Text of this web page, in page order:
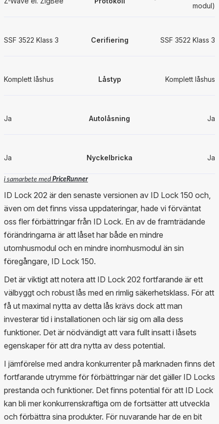
modul)
SSF 3522 Klass 3 Cerifiering SSF 3522 Klass 3
Komplett låshus Låstyp Komplett låshus
Ja Autolåsning Ja
Ja Nyckelbricka Ja
i samarbete medPriceRunner
ID Lock 202 är den senaste versionen av ID Lock 150 och,
även om det finns vissa uppdateringar, hade vi förväntat
oss fler förbättringar från ID Lock. En av de framträdande
förändringarna är att låset har både en mindre
utomhusmodul och en mindre inomhusmodul än sin
föregångare, ID Lock 150.
Det är viktigt att notera att ID Lock 202 fortfarande är ett
välbyggt och robust lås med en rimlig säkerhetsklass. För att
få ut maximal nytta av detta lås krävs dock att man
investerar tid i installationen och lär sig om alla dess
funktioner. Det är nödvändigt att vara fullt insatt i låsets
egenskaper för att dra nytta av dess potential.
I jämförelse med andra konkurrenter på marknaden finns det
fortfarande utrymme för förbättringar när det gäller ID Locks
prestanda och funktioner. Det finns potential för att ID Lock
kan bli mer konkurrenskraftiga om de fortsätter att utveckla
och förbättra sina produkter. För nuvarande har de en bit